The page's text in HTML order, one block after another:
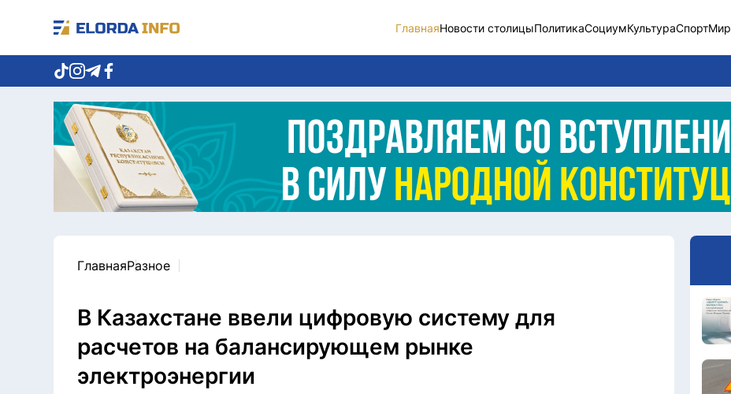
ГлавнаяНовости столицыПолитикаСоциумКультураСпортМир
Новости столицы
Социум
Спорт
Этический кодекс
ГлавнаяРазное
В Казахстане ввели цифровую систему для
расчетов на балансирующем рынке
электроэнергии